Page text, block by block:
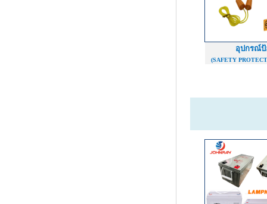
อุปกรณ์ป้
(SAFETY